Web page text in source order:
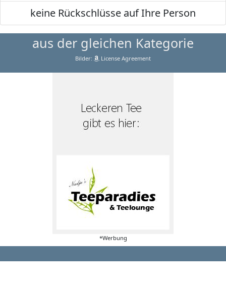
keine Rückschlüsse auf Ihre Person
aus der gleichen Kategorie
Bilder: License Agreement
*Werbung